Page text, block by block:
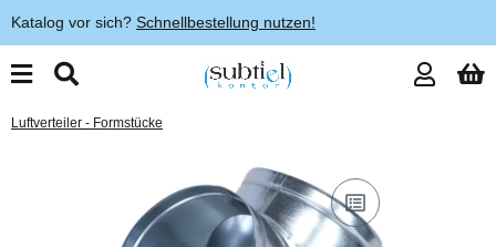
Katalog vor sich? Schnellbestellung nutzen!
Luftverteiler - Formstücke